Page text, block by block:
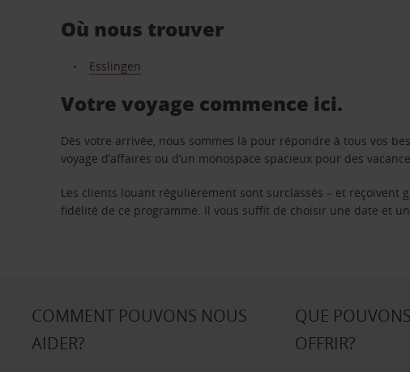
Où nous trouver
Esslingen
Votre voyage commence ici.
Dès votre arrivée, nous sommes là pour répondre à tous vos
voyage d’affaires ou d’un monospace spacieux pour des
Les clients louant régulièrement sont surclassés – et
fidélité de ce programme. Il vous suffit de choisir une date et
COMMENT POUVONS NOUS
AIDER?
QUE
OFFRIR?